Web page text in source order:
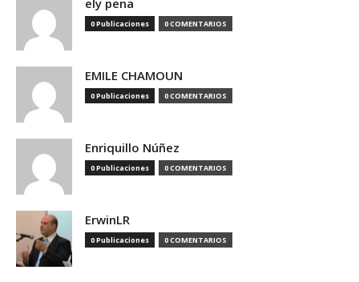
ely pena
0 Publicaciones 0 COMENTARIOS
EMILE CHAMOUN
0 Publicaciones 0 COMENTARIOS
Enriquillo Núñez
0 Publicaciones 0 COMENTARIOS
ErwinLR
0 Publicaciones 0 COMENTARIOS